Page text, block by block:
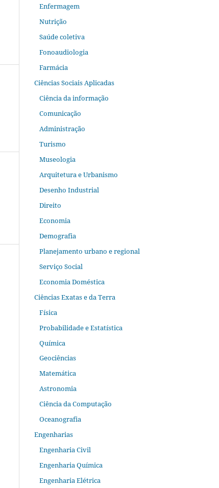
Enfermagem
Nutrição
Saúde coletiva
Fonoaudiologia
Farmácia
Ciências Sociais Aplicadas
Ciência da informação
Comunicação
Administração
Turismo
Museologia
Arquitetura e Urbanismo
Desenho Industrial
Direito
Economia
Demografia
Planejamento urbano e regional
Serviço Social
Economia Doméstica
Ciências Exatas e da Terra
Física
Probabilidade e Estatística
Química
Geociências
Matemática
Astronomia
Ciência da Computação
Oceanografia
Engenharias
Engenharia Civil
Engenharia Química
Engenharia Elétrica